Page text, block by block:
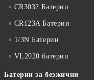
CR3032 Батерии
CR123A Батерии
1/3N Батерии
VL2020 батерии
Батерии за безжични